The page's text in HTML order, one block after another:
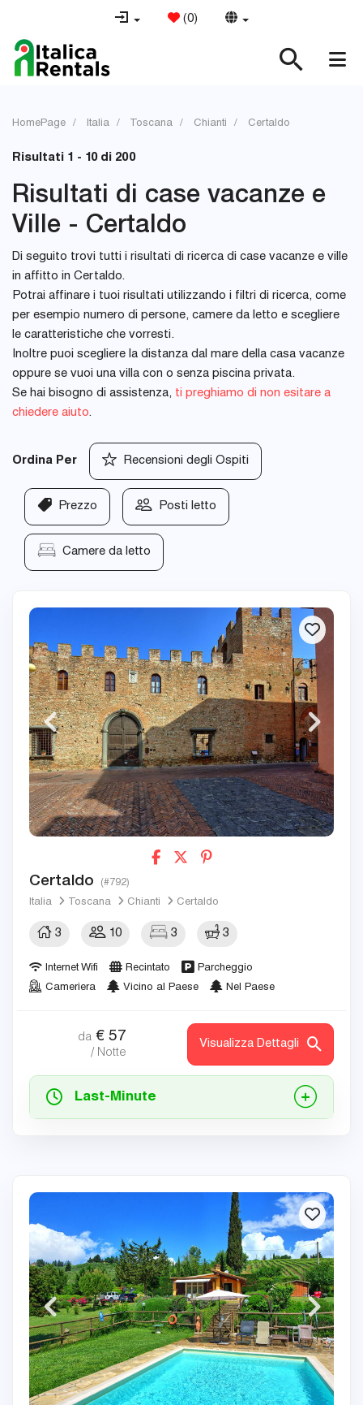
(0)
HomePage Italia Toscana Chianti Certaldo
Risultati 1 - 10 di 200
Risultati di case vacanze e
Ville - Certaldo
Di seguito trovi tutti i risultati di ricerca di case vacanze e ville
in affitto in Certaldo.
Potrai affinare i tuoi risultati utilizzando i filtri di ricerca, come
per esempio numero di persone, camere da letto e scegliere
le caratteristiche che vorresti.
Inoltre puoi scegliere la distanza dal mare della casa vacanze
oppure se vuoi una villa con o senza piscina privata.
Se hai bisogno di assistenza, ti preghiamo di non esitare a
chiedere aiuto.
Ordina Per Recensioni degli Ospiti
Prezzo Posti letto
Camere da letto
Certaldo (#792)
Italia Toscana Chianti Certaldo
3 10 3 3
Internet Wifi Recintato
Parcheggio
Cameriera
Vicino al Paese Nel Paese
da € 57
/ Notte
Visualizza Dettagli
Last-Minute